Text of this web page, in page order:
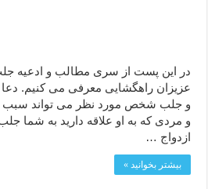
در این پست از سری مطالب و ادعیه
عزیزان راهگشایی معرفی می کنیم.
و جلب شخص مورد نظر می تواند سبب
و مردی که به او علاقه دارید به شما
ازدواج …
بیشتر بخوانید »